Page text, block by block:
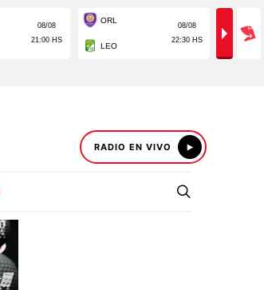
RADIO EN VIVO